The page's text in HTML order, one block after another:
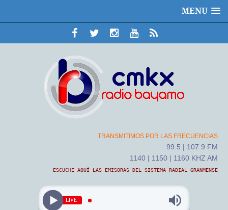
MENU
TRANSMITIMOS POR LAS FRECUENCIAS
99.5 | 107.9 FM
1140 | 1150 | 1160 KHZ AM
ESCUCHE AQUÍ LAS EMISORAS DEL SISTEMA RADIAL GRANMENSE
LIVE